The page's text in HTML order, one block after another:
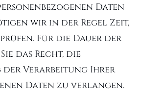
Daten
wir in der Regel Zeit,
Für die Dauer der
das Recht, die
der Verarbeitung Ihrer
Daten zu verlangen.